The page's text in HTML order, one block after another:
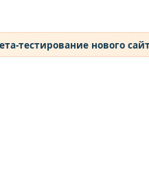
тестирование нового